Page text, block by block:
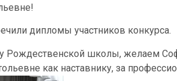
дипломы участников конкурса.
Рождественской школы, желаем
как наставнику, за